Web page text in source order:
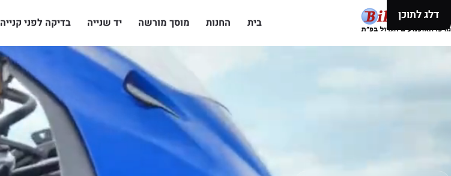
דלג לתוכן
בית החנות מוסך מורשה יד שנייה בדיקה לפני קנייה